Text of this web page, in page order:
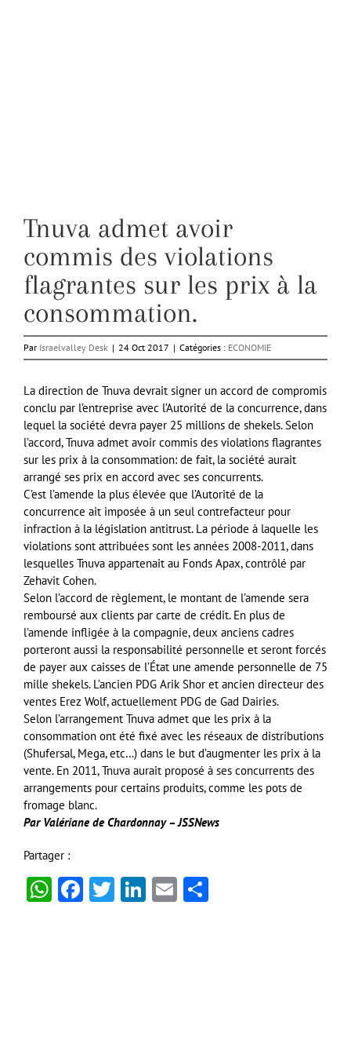
Tnuva admet avoir
commis des violations
flagrantes sur les prix à la
consommation.
Par Israelvalley Desk | 24 Oct 2017 | Catégories : ECONOMIE
La direction de Tnuva devrait signer un accord de compromis
conclu par l’entreprise avec l’Autorité de la concurrence, dans
lequel la société devra payer 25 millions de shekels. Selon
l’accord, Tnuva admet avoir commis des violations flagrantes
sur les prix à la consommation: de fait, la société aurait
arrangé ses prix en accord avec ses concurrents.
C’est l’amende la plus élevée que l’Autorité de la
concurrence ait imposée à un seul contrefacteur pour
infraction à la législation antitrust. La période à laquelle les
violations sont attribuées sont les années 2008-2011, dans
lesquelles Tnuva appartenait au Fonds Apax, contrôlé par
Zehavit Cohen.
Selon l’accord de règlement, le montant de l’amende sera
remboursé aux clients par carte de crédit. En plus de
l’amende infligée à la compagnie, deux anciens cadres
porteront aussi la responsabilité personnelle et seront forcés
de payer aux caisses de l’État une amende personnelle de 75
mille shekels. L’ancien PDG Arik Shor et ancien directeur des
ventes Erez Wolf, actuellement PDG de Gad Dairies.
Selon l’arrangement Tnuva admet que les prix à la
consommation ont été fixé avec les réseaux de distributions
(Shufersal, Mega, etc…) dans le but d’augmenter les prix à la
vente. En 2011, Tnuva aurait proposé à ses concurrents des
arrangements pour certains produits, comme les pots de
fromage blanc.
Par Valériane de Chardonnay – JSSNews
Partager :
WhatsApp
Facebook
Twitter
LinkedIn
Email